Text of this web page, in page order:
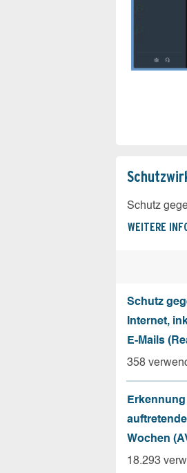
Schutz
WEITERE
Schutz
Internet,
E-Mails
358
Wochen
18.293